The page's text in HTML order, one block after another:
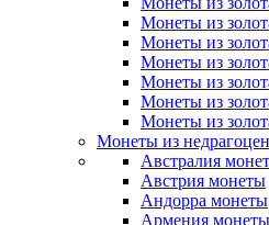
Монеты из
Монеты из
Монеты из
Монеты из
Монеты из
Монеты из
Монеты из
Австралия
Австрия монеты
Андорра монеты
Армения монеты